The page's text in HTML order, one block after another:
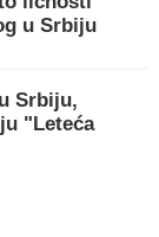
u Srbiju
Srbiju,
"Leteća